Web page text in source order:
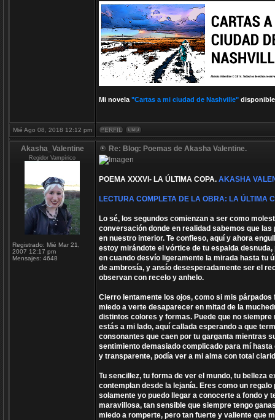
Mi novela "Cartas a mi ciudad de Nashville" disponible
Mié Ago 08, 2018 12:12 pm
Akasha_Valentine
Regidor Vampírico
Registrado: Mié Mar 21,
2007 12:17 pm
Mensajes: 4648
Re: Blog: Poemas de Akasha Valentine.
POEMA XXXVI- LA ÚLTIMA COPA. AKASHA
LECTURA COMPLETA DE LA OBRA: LA ÚLTIMA
Lo sé, los segundos comienzan a ser como
conversación donde en realidad sabemos que
en nuestro interior. Te confieso, aquí y ahora
estoy mirándote el vórtice de tu espalda
en cuando desvío ligeramente la mirada hasta tu
de ambrosía, y ansío desesperadamente ser el
observan con recelo y anhelo.
Cierro lentamente los ojos, como si mis
miedo a verte desaparecer en mitad de la
distintos colores y formas. Puede que no
estás a mi lado, aquí callada esperando a que
consonantes que caen por tu garganta mientras
sentimiento demasiado complicado para mí
y transparente, podía ver a mi alma con total
Tu sencillez, tu forma de ver el mundo, tu belleza
contemplan desde la lejanía. Eres como un
solamente yo puedo llegar a conocerte a fondo y
maravillosa, tan sensible que siempre tengo
miedo a romperte, pero tan fuerte y valiente que